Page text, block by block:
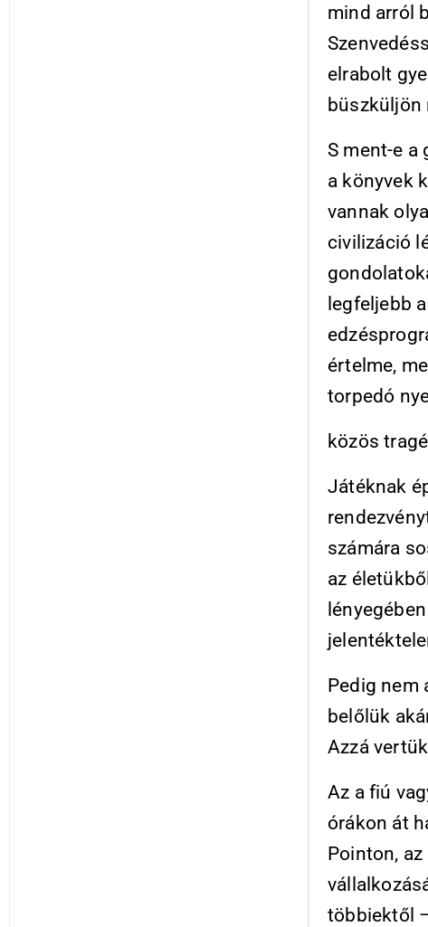
mind arról
elrabolt
büszküljön
S ment-e a
a könyvek
vannak
civilizáció
legfeljebb
értelme,
torpedó
közös
Játéknak
számára
az
Pedig nem
belőlük
Azzá
Az a fiú
órákon át
Pointon,
többiektől